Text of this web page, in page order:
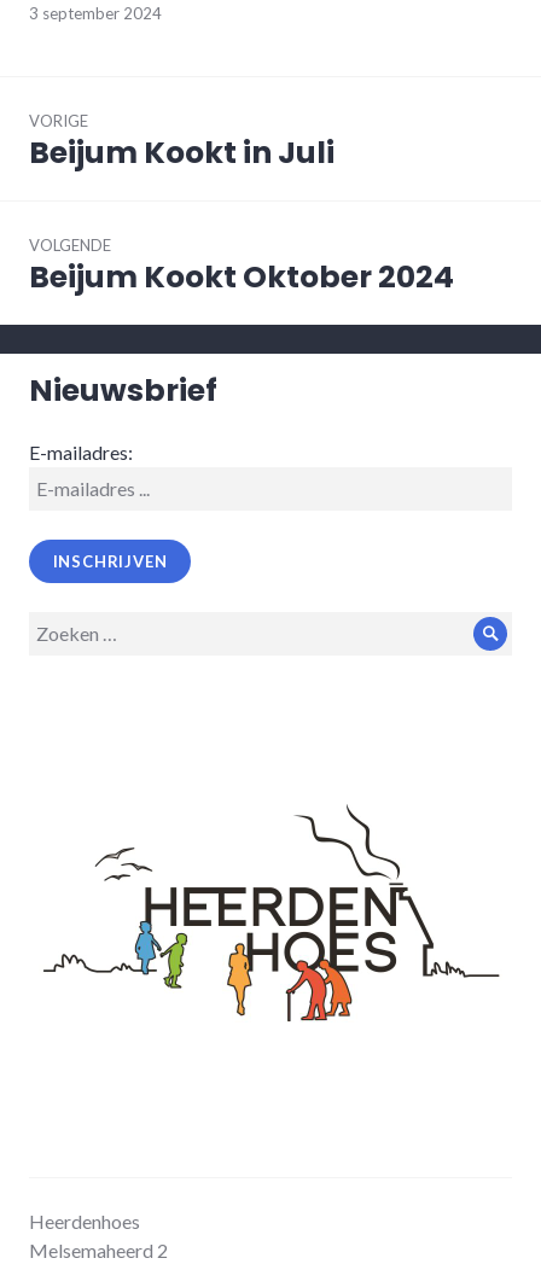
3 september 2024
navigatie
VORIGE
Vorig
bericht:
Beijum Kookt in Juli
VOLGENDE
Volgend
bericht:
Beijum Kookt Oktober 2024
Nieuwsbrief
E-mailadres:
Zoeken
Heerdenhoes
Melsemaheerd 2